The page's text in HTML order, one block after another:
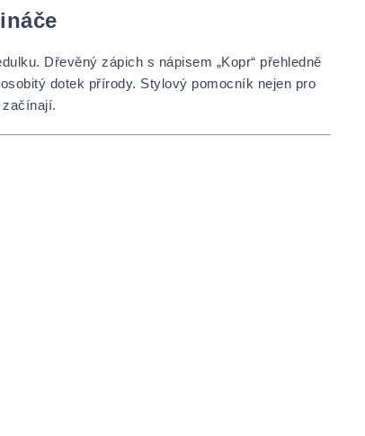
Dřevěný zápich s nápisem „Kopr“ přehledně
dotek přírody. Stylový pomocník nejen pro